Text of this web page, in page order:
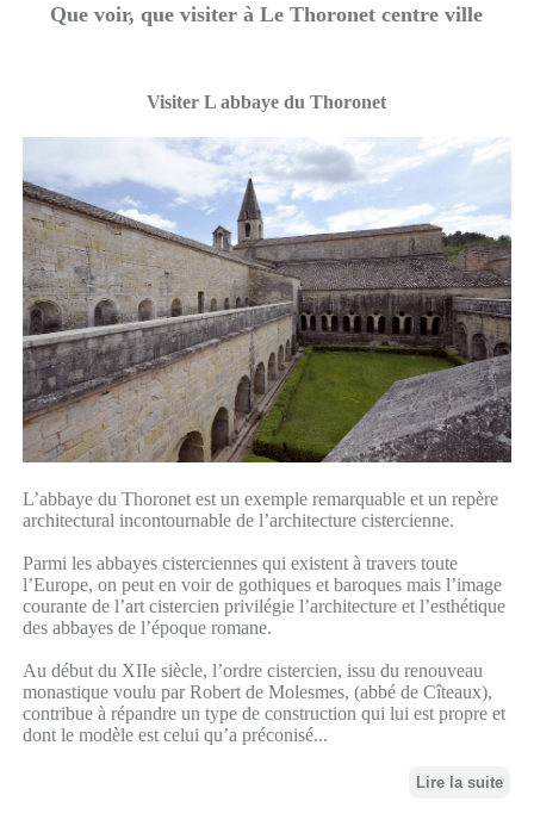
Que voir, que visiter à Le Thoronet centre ville
Visiter L abbaye du Thoronet
L’abbaye du Thoronet est un exemple remarquable et un repère
architectural incontournable de l’architecture cistercienne.
Parmi les abbayes cisterciennes qui existent à travers toute
l’Europe, on peut en voir de gothiques et baroques mais l’image
courante de l’art cistercien privilégie l’architecture et l’esthétique
des abbayes de l’époque romane.
Au début du XIIe siècle, l’ordre cistercien, issu du renouveau
monastique voulu par Robert de Molesmes, (abbé de Cîteaux),
contribue à répandre un type de construction qui lui est propre et
dont le modèle est celui qu’a préconisé...
Lire la suite